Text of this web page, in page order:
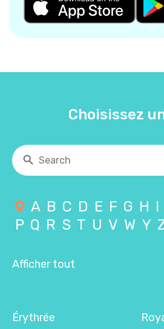
Choisissez
A B C D E F G H I
P Q R S T U V W Y
Afficher tout
Érythrée